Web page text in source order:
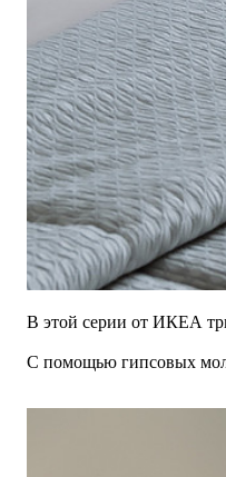
В этой серии от ИКЕА
С помощью гипсовых